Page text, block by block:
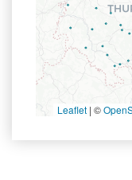
Leaflet | ©